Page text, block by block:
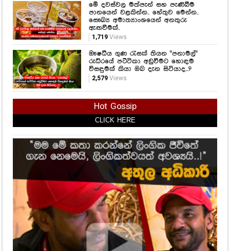
මේ දවස්වල මත්පැන් සහ පැණිබීම
පානයෙන් වළකින්න.. හේතුව මෙන්න..
සෞඛ්‍ය අමාත්‍යාංශයෙන් අනතුරු
ඇඟවීමක්..
1,719Views
ඖෂධීය ගුණ රැසක් තියන "පනාමල්"
රුධිරයේ පට්ටිකා අඩුවීමට හොඳම
විසඳුමක් කියා ඔබ දැන සිටියාද...?
2,579Views
Hot Gossip
CLICK HERE